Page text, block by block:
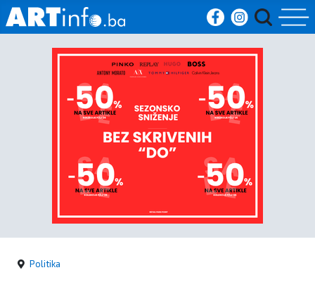
Početna
Vijesti
Kultura
Crna
kronika
Politika
Politika